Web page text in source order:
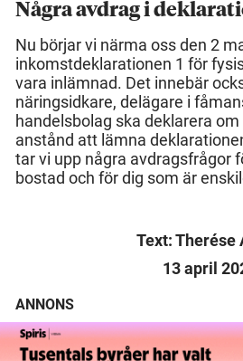
Några avdrag i
Nu börjar vi närma oss den 2
inkomstdeklarationen 1 för
vara inlämnad. Det innebär
näringsidkare, delägare i
handelsbolag ska deklarera
anstånd att lämna
tar vi upp några avdragsfrågor
bostad och för dig som är
Text: Therése
13 april
ANNONS